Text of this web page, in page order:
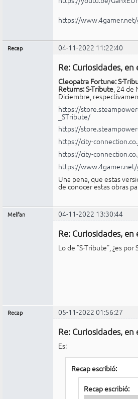
https://
Recap 04-11-2022 11:22:40
Re: Curiosidades, en
Cleopatra Fortune: S-
Returns: S-Tribute , 24
Diciembre,
https://
_STribute/
https://
https://city-
https://city-
https://
Una pena, que estas
de conocer estas obras
Melfan 04-11-2022 13:30:44
Re: Curiosidades, en
Lo de "S-Tribute", ¿es por
Recap 05-11-2022 01:56:27
Re: Curiosidades, en
Es:
Recap escribió:
Recap escribió: